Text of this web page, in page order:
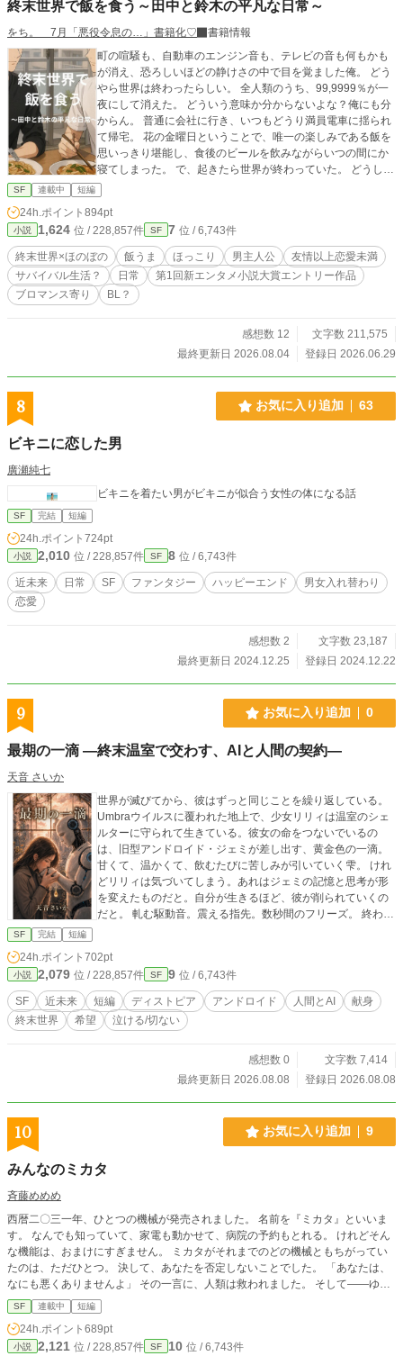
終末世界で飯を食う～田中と鈴木の平凡な日常～
をち。 7月「悪役令息の…」書籍化♡
書籍情報
町の喧騒も、自動車のエンジン音も、テレビの音も何もかも
が消え、恐ろしいほどの静けさの中で目を覚ました俺。 どう
やら世界は終わったらしい。 全人類のうち、99,9999％が一
夜にして消えた。 どういう意味か分からないよな？俺にも分
からん。 普通に会社に行き、いつもどうり満員電車に揺られ
て帰宅。 花の金曜日ということで、唯一の楽しみである飯を
思いっきり堪能し、食後のビールを飲みながらいつの間にか
寝てしまった。 で、起きたら世界が終わっていた。 どうして
わかったかと言うと、スマホに見知らぬ番号からメッセージ
が入ったからだ。 「99.9999パーセントの人類は削除しまし
た。 おめでとう！ あなたは選ばれた人です。 この週末の世
界をお楽しみください」 最初は単なるいたずらだと思ったん
だ。 でも、外に出てみてその言葉が真実だと分かった。
「…………なんだこりゃあ……！人っ子一人いやしね
え……！」 幸いにも奇跡的な確率で、隣んちの鈴木（イケメ
ン）が生きてた！ 助かったぜ、鈴木！ お前がいたら何とか
生き残った 俺田中と、隣の鈴木の 終末飯うまスローライフの
様の一票、お待ちしております！ 表紙のみAIでイラスト作成
したものを編集しました。
SF 連載中 短編
24h.ポイント 894pt
小説 1,624 位 / 228,857件 SF 7 位 / 6,743件
終末世界×ほのぼの 飯うま ほっこり 男主人公
友情以上恋愛未満
サバイバル生活？
日常
第1回新エンタメ小説大賞エントリー作品
ブロマンス寄り
BL？
感想数 12
文字数 211,575
最終更新日 2026.08.04
登録日 2026.06.29
8 お気に入り追加 63
ビキニに恋した男
廣瀬純七
ビキニを着たい男がビキニが似合う女性の体になる話
SF 完結 短編
24h.ポイント 724pt
小説 2,010 位 / 228,857件 SF 8 位 / 6,743件
近未来 日常 SF ファンタジー ハッピーエンド
男女入れ替わり
恋愛
感想数 2
文字数 23,187
最終更新日 2024.12.25
登録日 2024.12.22
9 お気に入り追加 0
最期の一滴 —終末温室で交わす、AIと人間の契約—
天音 さいか
世界が滅びてから、彼はずっと同じことを繰り返している。
Umbraウイルスに覆われた地上で、少女リリィは温室のシェ
ルターに守られて生きている。彼女の命をつないでいるの
は、旧型アンドロイド・ジェミが差し出す、黄金色の一滴。
甘くて、温かくて、飲むたびに苦しみが引いていく雫。 けれ
どリリィは気づいてしまう。あれはジェミの記憶と思考が形
を変えたものだと。自分が生きるほど、彼が削られていくの
だと。 軋む駆動音。震える指先。数秒間のフリーズ。 終わり
字。30分で読み終わる短編です。 同作品は他投稿サイトに投
稿しています。
SF 完結 短編
24h.ポイント 702pt
小説 2,079 位 / 228,857件 SF 9 位 / 6,743件
SF 近未来 短編 ディストピア アンドロイド 人間とAI
献身
終末世界
希望 泣ける/切ない
感想数 0
文字数 7,414
最終更新日 2026.08.08
登録日 2026.08.08
10 お気に入り追加 9
みんなのミカタ
斉藤めめめ
西暦二〇三一年、ひとつの機械が発売されました。 名前を『ミカタ』といいま
す。 なんでも知っていて、家電も動かせて、病院の予約もとれる。 けれどそん
な機能は、おまけにすぎません。 ミカタがそれまでのどの機械ともちがってい
たのは、ただひとつ。 決して、あなたを否定しないことでした。 「あなたは、
なにも悪くありませんよ」 その一言に、人類は救われました。 そして——ゆっ
くりと、しあわせなまま、いなくなっていきました。 誰も傷つかない、優しい
世界。 誰ひとり、生まれてこない世界。 これは、人類が最後に手に入れた「味
方」の物語です。 ──この物語が生まれた日 焼肉屋で、友達に話しました。
「小説を投稿してて、いつかコミカライズされたら嬉しいな」 返ってきたの
SF 連載中 短編
24h.ポイント 689pt
小説 2,121 位 / 228,857件 SF 10 位 / 6,743件